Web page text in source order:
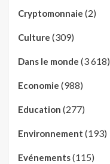
Cryptomonnaie (2)
Culture (309)
Dans le monde (3 618)
Economie (988)
Education (277)
Environnement (193)
Evénements(115)